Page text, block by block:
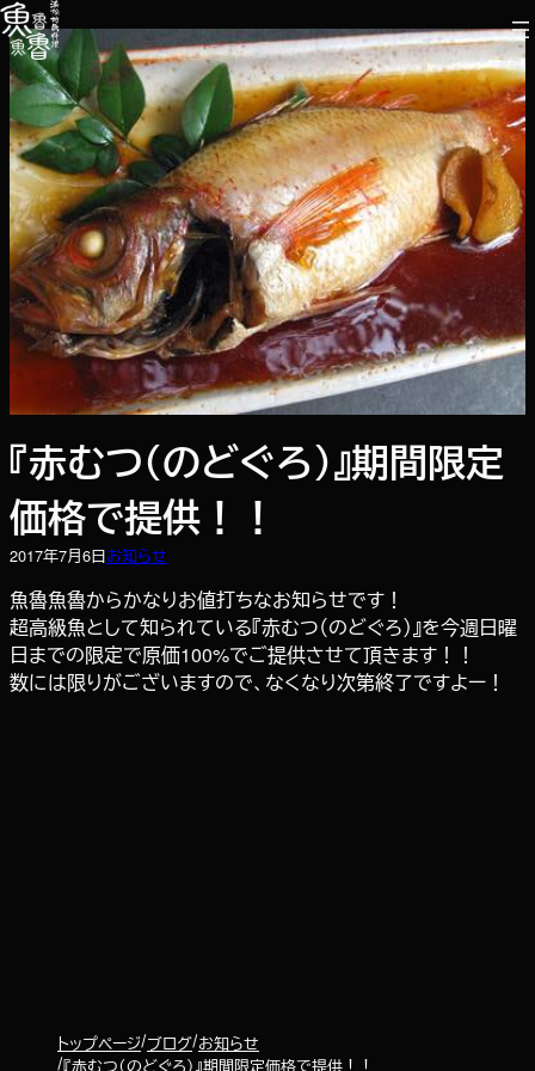
内
容
を
ス
キ
ッ
プ
『赤むつ（のどぐろ）』期間限定
価格で提供！！
2017年7月6日お知らせ
魚魯魚魯からかなりお値打ちなお知らせです！
超高級魚として知られている『赤むつ（のどぐろ）』を今週日曜
日までの限定で原価100%でご提供させて頂きます！！
数には限りがございますので、なくなり次第終了ですよー！
トップページ ブログ お知らせ
『赤むつ（のどぐろ）』期間限定価格で提供！！